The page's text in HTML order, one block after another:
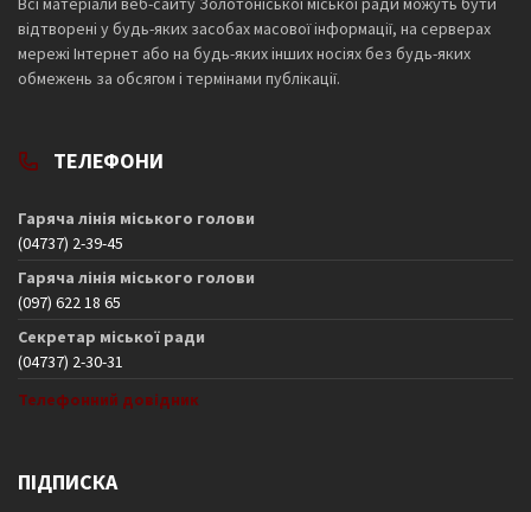
відтворені у будь-яких засобах масової інформації, на серверах
мережі Інтернет або на будь-яких інших носіях без будь-яких
обмежень за обсягом і термінами публікації.
ТЕЛЕФОНИ
Гаряча лінія міського голови
(04737) 2-39-45
Гаряча лінія міського голови
(097) 622 18 65
Секретар міської ради
(04737) 2-30-31
Телефонний довідник
ПІДПИСКА